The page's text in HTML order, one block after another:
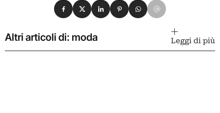
Condividi su Facebook
Condividi su X
Condividi su LinkedIn
Condividi su Pinterest
Condividi su WhatsApp
Condividi su Email
Altri articoli di: moda Leggi di più